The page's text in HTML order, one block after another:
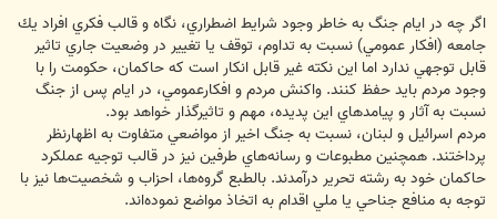
اگر چه در ايام جنگ به خاطر وجود شرايط اضطراري، نگاه و قالب فكري افراد يك
جامعه (افكار عمومي) نسبت به تداوم، توقف يا تغيير در وضعيت جاري تاثير
قابل توجهي ندارد اما اين نكته غير قابل انكار است كه حاكمان، حكومت را با
وجود مردم بايد حفظ كنند. واكنش مردم و افكارعمومي، در ايام پس از جنگ
نسبت به آثار و پيامدهاي اين پديده، مهم و تاثيرگذار خواهد بود.
مردم اسرائيل و لبنان، نسبت به جنگ اخير از مواضعي متفاوت به اظهارنظر
پرداختند. همچنين مطبوعات و رسانه‌هاي طرفين نيز در قالب توجيه عملكرد
حاكمان خود به رشته تحرير درآمدند. بالطبع گروه‌ها، احزاب و شخصيت‌ها نيز با
توجه به منافع جناحي يا ملي اقدام به اتخاذ مواضع نموده‌اند.